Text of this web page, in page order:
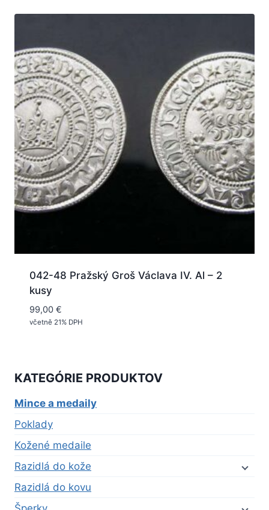
042-48 Pražský Groš Václava IV. Al – 2
kusy
99,00 €
včetně 21% DPH
KATEGÓRIE PRODUKTOV
Mince a medaily
Poklady
Kožené medaile
Razidlá do kože
Razidlá do kovu